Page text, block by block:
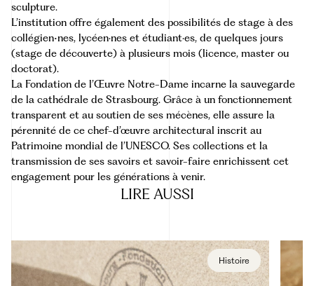
sculpture.
L’institution offre également des possibilités de stage à des
collégien•nes, lycéen·nes et étudiant·es, de quelques jours
(stage de découverte) à plusieurs mois (licence, master ou
doctorat).
La Fondation de l’Œuvre Notre-Dame incarne la sauvegarde
de la cathédrale de Strasbourg. Grâce à un fonctionnement
transparent et au soutien de ses mécènes, elle assure la
pérennité de ce chef-d’œuvre architectural inscrit au
Patrimoine mondial de l’UNESCO. Ses collections et la
transmission de ses savoirs et savoir-faire enrichissent cet
engagement pour les générations à venir.
LIRE AUSSI
Histoire